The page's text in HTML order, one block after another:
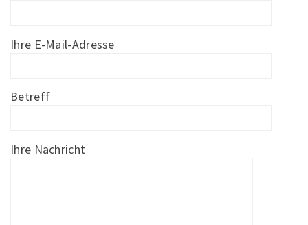
Ihre E-Mail-Adresse
Betreff
Ihre Nachricht